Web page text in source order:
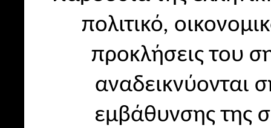
πολιτικό,
προκλήσεις του
αναδεικνύονται
εμβάθυνσης της